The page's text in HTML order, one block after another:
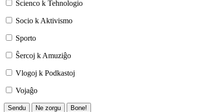
Scienco k Teĥnologio
Socio k Aktivismo
Sporto
Ŝercoj k Amuziĝo
Vlogoj k Podkastoj
Vojaĝo
Sendu Ne zorgu Bone!